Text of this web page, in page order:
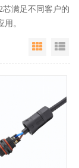
足不同客户的
。
Grid